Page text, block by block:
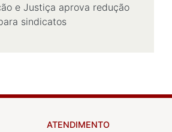
e Justiça aprova redução
sindicatos
ATENDIMENTO